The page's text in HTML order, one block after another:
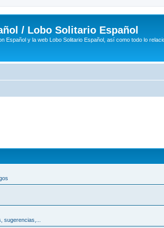
/ Lobo Solitario Español
Español y la web Lobo Solitario Español, así como todo lo
sugerencias,...